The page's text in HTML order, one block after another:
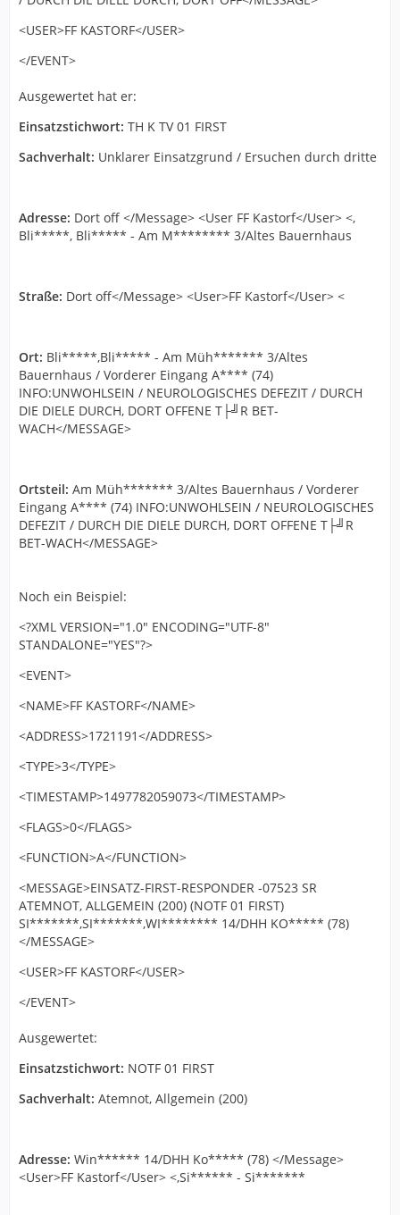
<USER>FF KASTORF</USER>
</EVENT>
Ausgewertet hat er:
Einsatzstichwort: TH K TV 01 FIRST
Sachverhalt: Unklarer Einsatzgrund / Ersuchen durch dritte
Adresse: Dort off </Message> <User FF Kastorf</User> <,
Bli*****, Bli***** - Am M******** 3/Altes Bauernhaus
Straße: Dort off</Message> <User>FF Kastorf</User> <
Ort: Bli*****,Bli***** - Am Müh******* 3/Altes
Bauernhaus / Vorderer Eingang A**** (74)
INFO:UNWOHLSEIN / NEUROLOGISCHES DEFEZIT / DURCH
DIE DIELE DURCH, DORT OFFENE T├╝R BET-
WACH</MESSAGE>
Ortsteil: Am Müh******* 3/Altes Bauernhaus / Vorderer
Eingang A**** (74) INFO:UNWOHLSEIN / NEUROLOGISCHES
DEFEZIT / DURCH DIE DIELE DURCH, DORT OFFENE T├╝R
BET-WACH</MESSAGE>
Noch ein Beispiel:
<?XML VERSION="1.0" ENCODING="UTF-8"
STANDALONE="YES"?>
<EVENT>
<NAME>FF KASTORF</NAME>
<ADDRESS>1721191</ADDRESS>
<TYPE>3</TYPE>
<TIMESTAMP>1497782059073</TIMESTAMP>
<FLAGS>0</FLAGS>
<FUNCTION>A</FUNCTION>
<MESSAGE>EINSATZ-FIRST-RESPONDER -07523 SR
ATEMNOT, ALLGEMEIN (200) (NOTF 01 FIRST)
SI*******,SI*******,WI******** 14/DHH KO***** (78)
</MESSAGE>
<USER>FF KASTORF</USER>
</EVENT>
Ausgewertet:
Einsatzstichwort: NOTF 01 FIRST
Sachverhalt: Atemnot, Allgemein (200)
Adresse: Win****** 14/DHH Ko***** (78) </Message>
<User>FF Kastorf</User> <,Si****** - Si*******